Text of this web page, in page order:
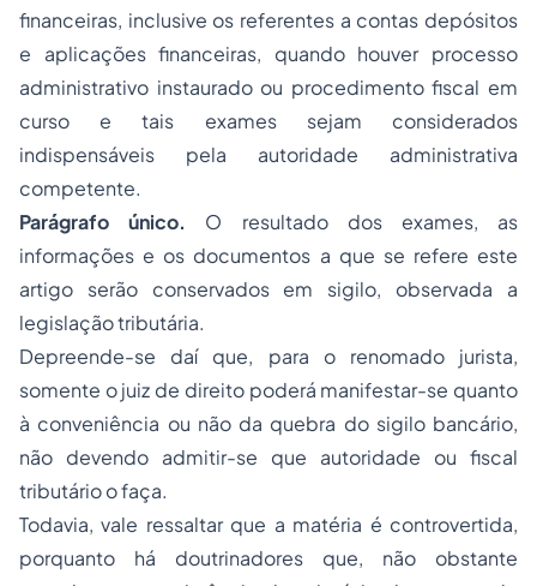
financeiras, inclusive os referentes a contas depósitos
e aplicações financeiras, quando houver processo
administrativo instaurado ou procedimento fiscal em
curso e tais exames sejam considerados
indispensáveis pela autoridade administrativa
competente.
Parágrafo único.
O resultado dos exames, as
informações e os documentos a que se refere este
artigo serão conservados em sigilo, observada a
legislação tributária.
Depreende-se daí que, para o renomado jurista,
somente o juiz de direito poderá manifestar-se quanto
à conveniência ou não da quebra do sigilo bancário,
não devendo admitir-se que autoridade ou fiscal
tributário o faça.
Todavia, vale ressaltar que a matéria é controvertida,
porquanto há doutrinadores que, não obstante